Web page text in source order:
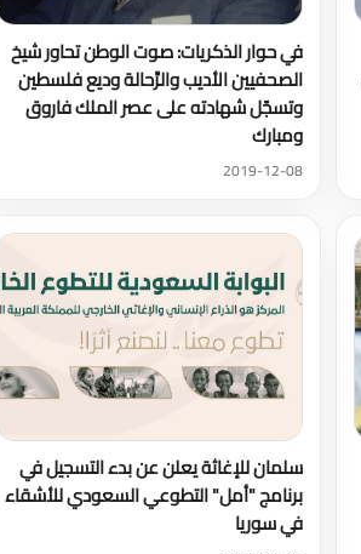
في حوار الذكريات: صوت الوطن تحاور شيخ
الصحفيين الأديب والرَّحالة وديع فلسطين
وتسجّل شهادته على عصر الملك فاروق
ومبارك
2019-12-08
سلمان للإغاثة يعلن عن بدء التسجيل في
برنامج "أمل" التطوعي السعودي للأشقاء
في سوريا